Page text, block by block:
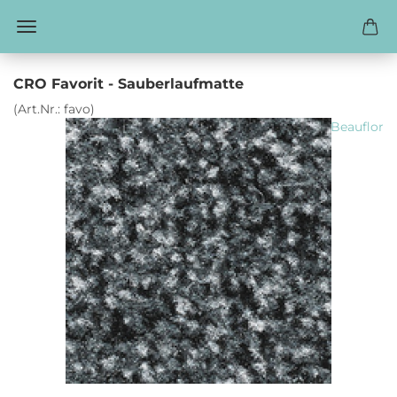
CRO Favorit - Sauberlaufmatte
(Art.Nr.: favo)
Beauflor